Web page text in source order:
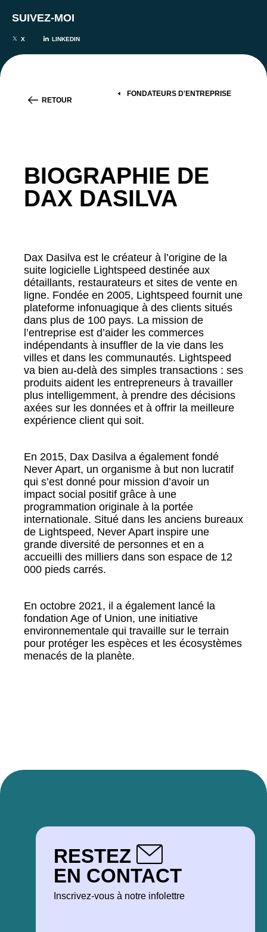
SUIVEZ-MOI
X LINKEDIN
RETOUR
FONDATEURS D'ENTREPRISE
BIOGRAPHIE DE
DAX DASILVA
Dax Dasilva est le créateur à l’origine de la
suite logicielle Lightspeed destinée aux
détaillants, restaurateurs et sites de vente en
ligne. Fondée en 2005, Lightspeed fournit une
plateforme infonuagique à des clients situés
dans plus de 100 pays. La mission de
l’entreprise est d’aider les commerces
indépendants à insuffler de la vie dans les
villes et dans les communautés. Lightspeed
va bien au-delà des simples transactions : ses
produits aident les entrepreneurs à travailler
plus intelligemment, à prendre des décisions
axées sur les données et à offrir la meilleure
expérience client qui soit.
En 2015, Dax Dasilva a également fondé
Never Apart, un organisme à but non lucratif
qui s’est donné pour mission d’avoir un
impact social positif grâce à une
programmation originale à la portée
internationale. Situé dans les anciens bureaux
de Lightspeed, Never Apart inspire une
grande diversité de personnes et en a
accueilli des milliers dans son espace de 12
000 pieds carrés.
En octobre 2021, il a également lancé la
fondation Age of Union, une initiative
environnementale qui travaille sur le terrain
pour protéger les espèces et les écosystèmes
menacés de la planète.
RESTEZ
EN CONTACT
Inscrivez-vous à notre infolettre